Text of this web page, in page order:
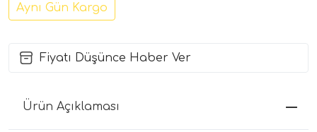
Aynı Gün Kargo
Fiyatı Düşünce Haber Ver
Ürün Açıklaması